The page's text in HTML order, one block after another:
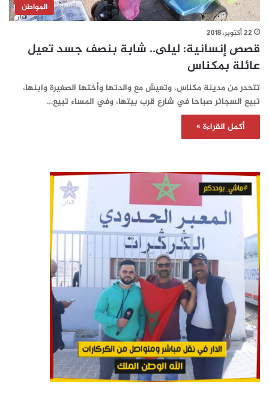
المواطن
22 أكتوبر، 2018
قصص إنسانية: ليلى.. شابة بنصف جسد تعيل
عائلة بمكناس
تتحدر من مدينة مكناس، وتعيش مع والدتها وأختها الصغيرة وابنها،
تبيع السجائر صباحا في شارع قرب بيتها، وفي المساء تبيع…
أكمل القراءة »